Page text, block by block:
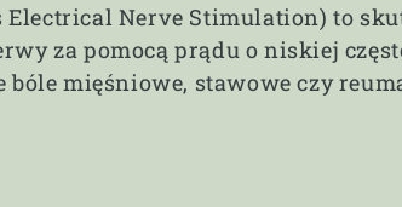
Electrical Nerve Stimulation) to
za pomocą prądu o niskiej
mięśniowe, stawowe czy